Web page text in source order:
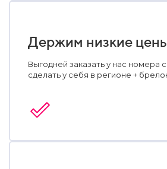
Держим низкие
Выгодней заказать у нас номера
сделать у себя в регионе +